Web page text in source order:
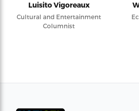
Luisito Vigoreaux
Cultural and Entertainment
Columnist